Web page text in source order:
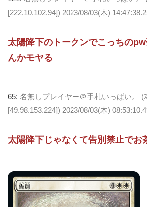
[222.10.102.94]) 2023/08/03(木)
太陽降下のトークンでこっちの
んかモヤる
65: 名無しプレイヤー＠手札いっぱい。 (
[49.98.153.224]) 2023/08/03(木)
太陽降下じゃなくて告別禁止でお